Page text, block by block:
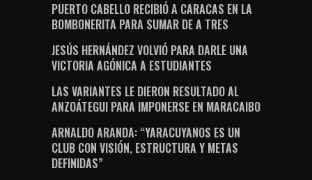
PUERTO CABELLO RECIBIÓ A CARACAS EN LA
BOMBONERITA PARA SUMAR DE A TRES
JESÚS HERNÁNDEZ VOLVIÓ PARA DARLE UNA
VICTORIA AGÓNICA A ESTUDIANTES
LAS VARIANTES LE DIERON RESULTADO AL
ANZOÁTEGUI PARA IMPONERSE EN MARACAIBO
ARNALDO ARANDA: “YARACUYANOS ES UN
CLUB CON VISIÓN, ESTRUCTURA Y METAS
DEFINIDAS”